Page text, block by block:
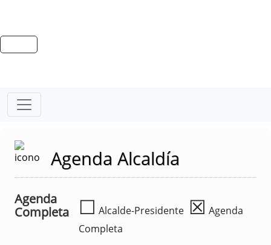
Agenda Alcaldía
Agenda
Completa
☐ Alcalde-Presidente ☒ Agenda
Completa